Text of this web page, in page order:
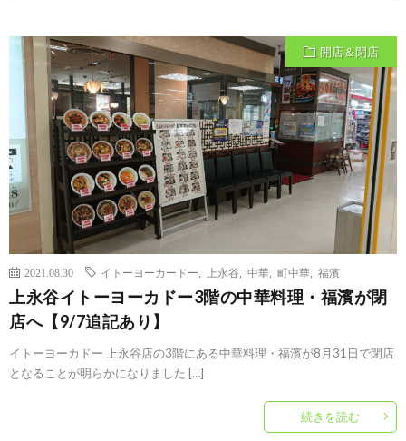
開店＆閉店
2021.08.30 イトーヨーカードー 上永谷 中華 町中華 福濱
上永谷イトーヨーカドー3階の中華料理・福濱が閉
店へ【9/7追記あり】
イトーヨーカドー 上永谷店の3階にある中華料理・福濱が8月31日で閉店
となることが明らかになりました […]
続きを読む